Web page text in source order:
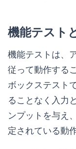
機能テスト
機能テストは、
従って動作する
ボックステスト
ることなく入力
ンプットを与え
定されている動